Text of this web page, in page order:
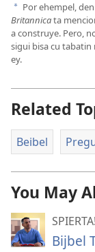
a Por ehempel,
Britannicata
a construye. Pero,
sigui bisa cu tabatin
ey.
Related
Beibel
You May
SPIERTA!
Bijbel